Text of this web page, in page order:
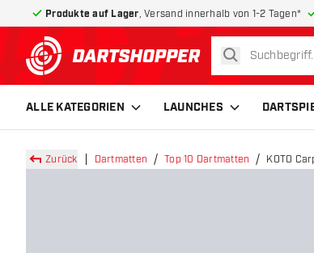
Produkte auf Lager , Versand innerhalb von 1-2 Tagen*
zurück zur Startseite
suchen
ALLE KATEGORIEN LAUNCHES
Zurück Dartmatten Top 10 Dartmatten KOTO